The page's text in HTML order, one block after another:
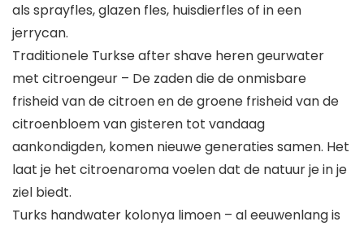
als sprayfles, glazen fles, huisdierfles of in een
jerrycan.
Traditionele Turkse after shave heren geurwater
met citroengeur – De zaden die de onmisbare
frisheid van de citroen en de groene frisheid van de
citroenbloem van gisteren tot vandaag
aankondigden, komen nieuwe generaties samen. Het
laat je het citroenaroma voelen dat de natuur je in je
ziel biedt.
Turks handwater kolonya limoen – al eeuwenlang is